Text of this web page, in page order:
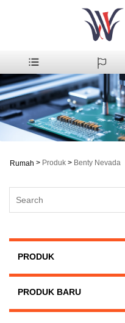
Rumah > Produk > Benty Nevada
PRODUK
PRODUK BARU